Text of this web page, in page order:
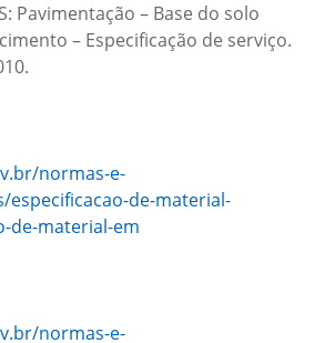
Pavimentação – Base do solo
– Especificação de serviço.
normas-e-
de-material-
de-material-em
normas-e-